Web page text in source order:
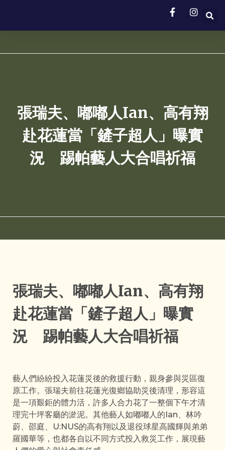
張瑞夫、嘟嘟人Ian、高有翔
赴花蓮當「鏟子超人」曝實
況 踢帕藝人大合唱祈福
張瑞夫、嘟嘟人Ian、高有翔
赴花蓮當「鏟子超人」曝實
況 踢帕藝人大合唱祈福
藝人們紛紛投入花蓮災後的救援行動，親身參與災區復
原工作。張瑞夫前往花蓮光復鄉協助災後清理，形容這
是一項艱鉅的體力活，許多人合力花了一整個下午才清
理完十坪客廳的淤泥。其他藝人如嘟嘟人的Ian、林吟
蔚、邵庭、U:NUS的高有翔以及退役球星高國輝與弟弟
羅國華等，也都各自以不同方式投入救災工作，展現藝